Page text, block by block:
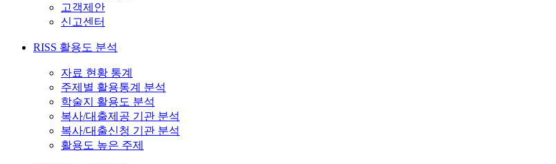
고객제안
신고센터
RISS 활용도 분석
자료 현황 통계
주제별 활용통계 분석
학술지 활용도 분석
복사/대출제공 기관 분석
복사/대출신청 기관 분석
활용도 높은 주제